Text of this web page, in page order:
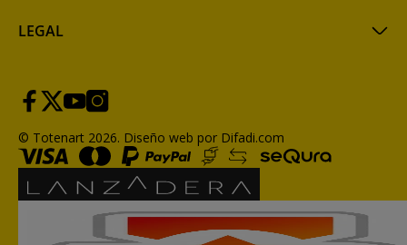
LEGAL
© Totenart 2026. Diseño web por Difadi.com